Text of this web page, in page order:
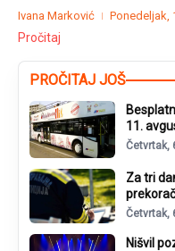
Ivana Marković Ponedeljak,
Pročitaj
PROČITAJ JOŠ
11.
Četvrtak,
Za tri
Četvrtak,
Nišvil